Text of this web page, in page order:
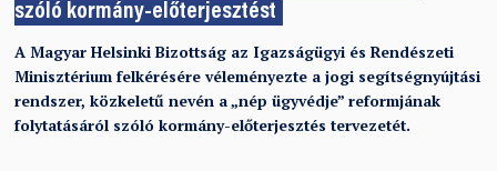
szóló kormány-előterjesztést
A Magyar Helsinki Bizottság az Igazságügyi és Rendészeti
Minisztérium felkérésére véleményezte a jogi segítségnyújtási
rendszer, közkeletű nevén a „nép ügyvédje” reformjának
folytatásáról szóló kormány-előterjesztés tervezetét.